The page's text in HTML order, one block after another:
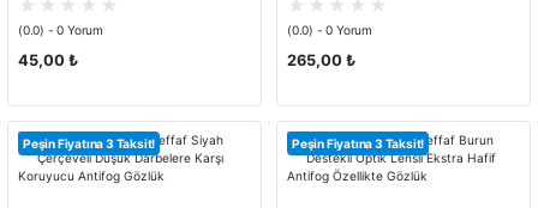
(0.0) - 0 Yorum
45,00 ₺
(0.0) - 0 Yorum
265,00 ₺
Peşin Fiyatına 3 Taksit! Peşin Fiyatına 3 Taksit!